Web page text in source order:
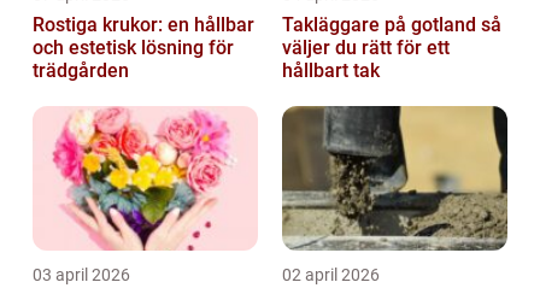
Rostiga krukor: en hållbar
och estetisk lösning för
trädgården
Takläggare på gotland så
väljer du rätt för ett
hållbart tak
03 april 2026 02 april 2026